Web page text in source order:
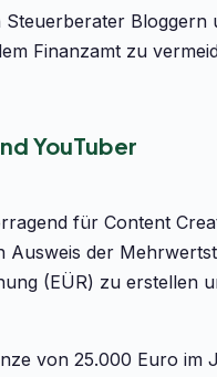
Bloggern
Finanzamt zu
YouTuber
für Content
Ausweis der
(EÜR) zu erstellen
von 25.000 Euro